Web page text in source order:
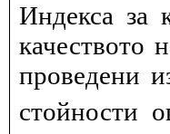
Индекса за
качеството
проведени
стойности